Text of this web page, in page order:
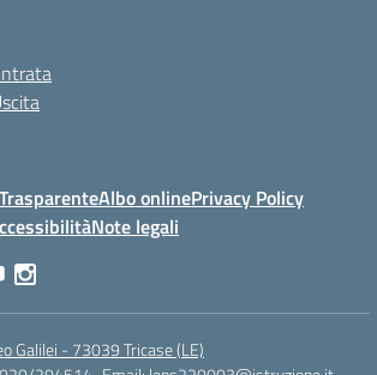
Albo onlinePrivacy Policy
Note legali
Galilei - 73039 Tricase (LE)